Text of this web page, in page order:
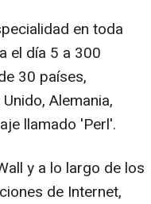
en toda
el día 5 a 300
30 países,
Alemania,
llamado 'Perl'.
y a lo largo de los
de Internet,